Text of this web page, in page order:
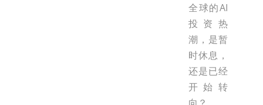
全球的AI
投资热
潮，是暂
时休息，
还是已经
开始转